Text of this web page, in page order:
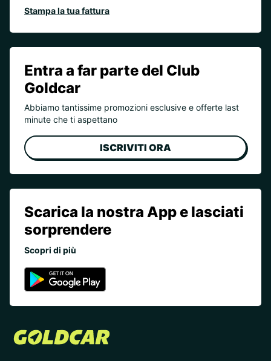
Stampa la tua fattura
Entra a far parte del Club
Goldcar
Abbiamo tantissime promozioni esclusive e offerte last
minute che ti aspettano
ISCRIVITI ORA
Scarica la nostra App e lasciati
sorprendere
Scopri di più